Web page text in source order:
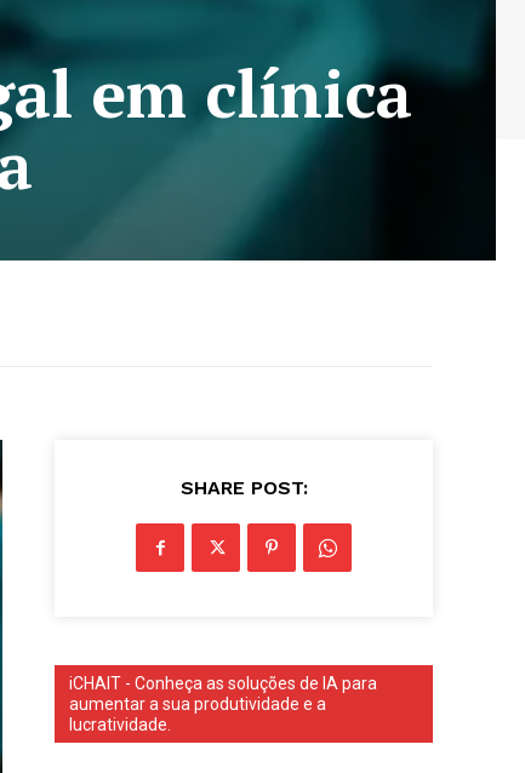
em clínica
SHARE POST:
iCHAIT - Conheça as soluções de IA para
aumentar a sua produtividade e a
lucratividade.